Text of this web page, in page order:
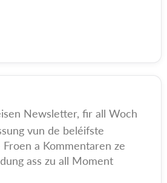
Newsletter, fir all Woch
vun de beléifste
a Kommentaren ze
ass zu all Moment